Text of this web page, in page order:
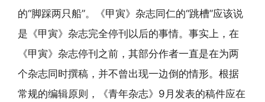
的“脚踩两只船”。《甲寅》杂志同仁的“跳槽”应该说
是《甲寅》杂志完全停刊以后的事情。事实上，在
《甲寅》杂志停刊之前，其部分作者一直是在为两
个杂志同时撰稿，并不曾出现一边倒的情形。根据
常规的编辑原则，《青年杂志》9月发表的稿件应在